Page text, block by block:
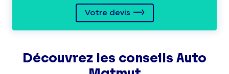
Votre devis
Découvrez les conseils Auto